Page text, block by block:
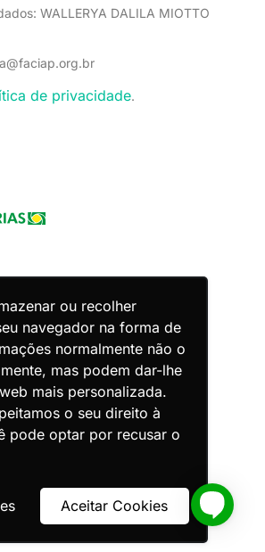
ou recolher
navegador na forma de
normalmente não o
mas podem dar-lhe
mais personalizada.
o seu direito à
pode optar por recusar o
Aceitar Cookies
WALLERYA DALILA MIOTTO
de privacidade.
Todos os direitos reservados.
ACES.